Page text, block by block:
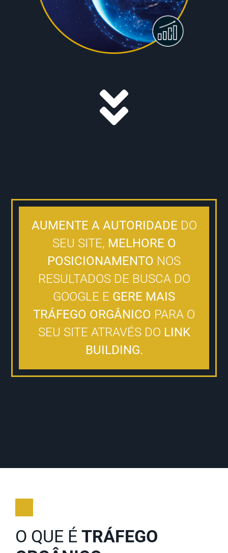
AUMENTE A AUTORIDADE DO
SEU SITE, MELHORE O
POSICIONAMENTO NOS
RESULTADOS DE BUSCA DO
GOOGLE E GERE MAIS
TRÁFEGO ORGÂNICO PARA O
SEU SITE ATRAVÉS DO LINK
BUILDING.
O QUE É TRÁFEGO